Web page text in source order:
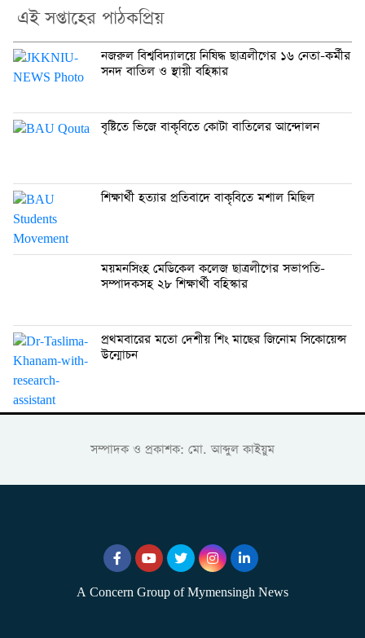
এই সপ্তাহের পাঠকপ্রিয়
নজরুল বিশ্ববিদ্যালয়ে নিষিদ্ধ ছাত্রলীগের ১৬ নেতা-কর্মীর
সনদ বাতিল ও স্থায়ী বহিষ্কার
বৃষ্টিতে ভিজে বাকৃবিতে কোটা বাতিলের আন্দোলন
শিক্ষার্থী হত্যার প্রতিবাদে বাকৃবিতে মশাল মিছিল
ময়মনসিংহ মেডিকেল কলেজ ছাত্রলীগের সভাপতি-
সম্পাদকসহ ২৮ শিক্ষার্থী বহিস্কার
প্রথমবারের মতো দেশীয় শিং মাছের জিনোম সিকোয়েন্স
উন্মোচন
সম্পাদক ও প্রকাশক: মো. আব্দুল কাইয়ুম
A Concern Group of Mymensingh News